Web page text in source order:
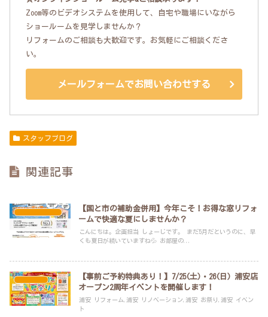
Zoom等のビデオシステムを使用して、自宅や職場にいながら
ショールームを見学しませんか？
リフォームのご相談も大歓迎です。お気軽にご相談くださ
い。
メールフォームでお問い合わせする
スタッフブログ
関連記事
【国と市の補助金併用】今年こそ！お得な窓リフォ
ームで快適な夏にしませんか？
こんにちは。企画担当 しょーじです。 まだ5月だというのに、早
くも夏日が続いていますね💦 お部屋の...
【事前ご予約特典あり！】7/25(土)・26(日) 浦安店
オープン2周年イベントを開催します！
浦安 リフォーム,浦安 リノベーション,浦安 お祭り,浦安 イベン
ト